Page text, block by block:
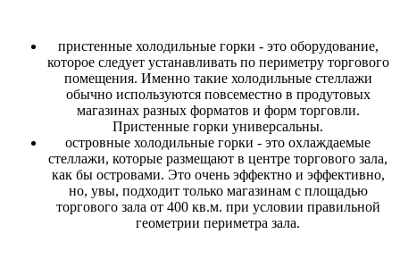
пристенные холодильные горки - это оборудование,
которое следует устанавливать по периметру торгового
помещения. Именно такие холодильные стеллажи
обычно используются повсеместно в продутовых
магазинах разных форматов и форм торговли.
Пристенные горки универсальны.
островные холодильные горки - это охлаждаемые
стеллажи, которые размещают в центре торгового зала,
как бы островами. Это очень эффектно и эффективно,
но, увы, подходит только магазинам с площадью
торгового зала от 400 кв.м. при условии правильной
геометрии периметра зала.